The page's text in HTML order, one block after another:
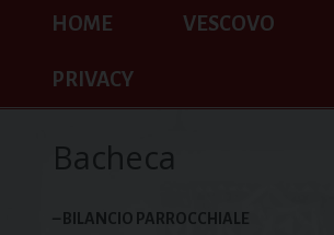
HOME VESCOVO
PRIVACY
Bacheca
– BILANCIO PARROCCHIALE